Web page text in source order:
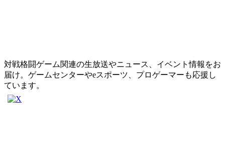
対戦格闘ゲーム関連の生放送やニュース、イベント情報をお
届け。ゲームセンターやeスポーツ、プロゲーマーも応援し
ています。